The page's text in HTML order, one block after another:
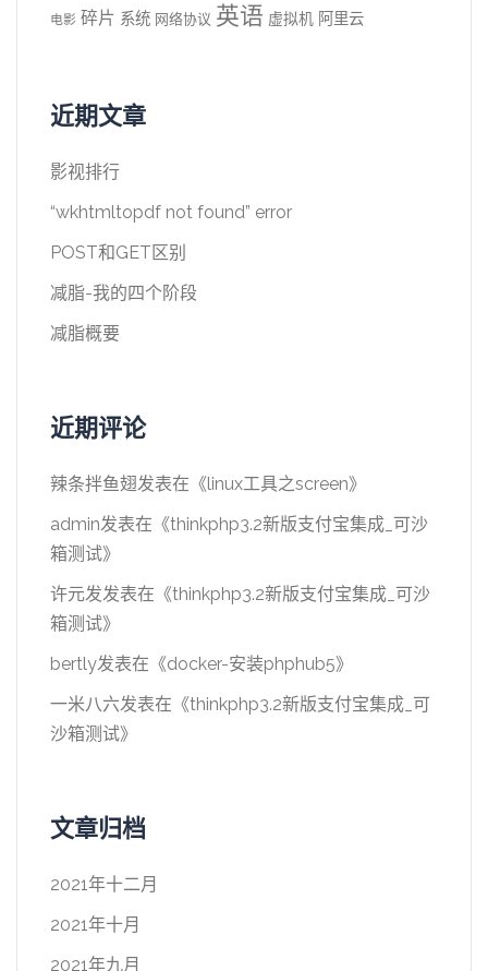
电影 碎片 系统 网络协议 英语 虚拟机 阿里云
近期文章
影视排行
“wkhtmltopdf not found” error
POST和GET区别
减脂-我的四个阶段
减脂概要
近期评论
辣条拌鱼翅发表在《linux工具之screen》
admin发表在《thinkphp3.2新版支付宝集成_可沙
箱测试》
许元发发表在《thinkphp3.2新版支付宝集成_可沙
箱测试》
bertly发表在《docker-安装phphub5》
一米八六发表在《thinkphp3.2新版支付宝集成_可
沙箱测试》
文章归档
2021年十二月
2021年十月
2021年九月